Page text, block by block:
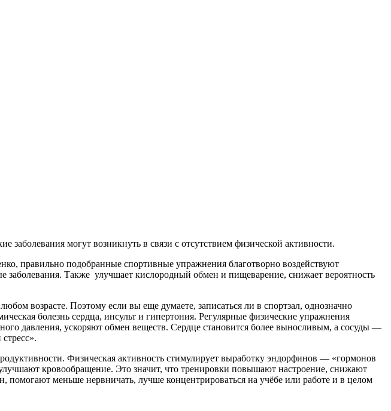
могут возникнуть в связи с отсутствием физической активности.
правильно подобранные спортивные упражнения благотворно воздействуют
Также улучшает кислородный обмен и пищеварение, снижает вероятность
возрасте. Поэтому если вы еще думаете, записаться ли в спортзал, однозначно
болезнь сердца, инсульт и гипертония. Регулярные физические упражнения
давления, ускоряют обмен веществ. Сердце становится более выносливым, а сосуды —
Физическая активность стимулирует выработку эндорфинов — «гормонов
кровообращение. Это значит, что тренировки повышают настроение, снижают
помогают меньше нервничать, лучше концентрироваться на учёбе или работе и в целом